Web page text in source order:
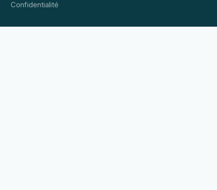
Confidentialité